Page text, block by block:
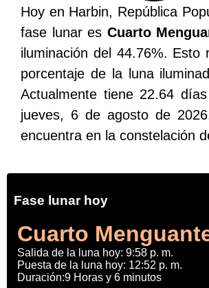
Hoy en Harbin, República
fase lunar es Cuarto
iluminación del 44.76%. Esto
porcentaje de la luna
Actualmente tiene 22.64
jueves, 6 de agosto de
encuentra en la constelación
Fase lunar hoy
Cuarto
Salida de la luna hoy: 9:58 p. m.
Puesta de la luna hoy: 12:52 p. m.
Duración:9 Horas y 6 minutos